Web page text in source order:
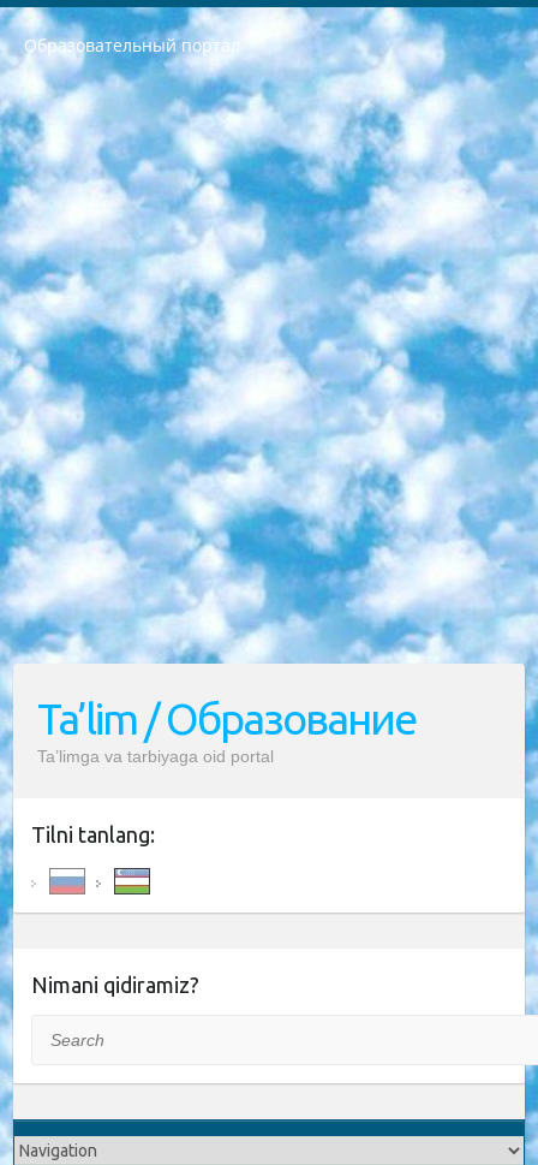
Образовательный портал
РЕСПУБЛИКА УЗБЕКИСТАН МИНИСТРЕРСТВО ДОШКОЛЬНОГО И ШКОЛЬНОГО ОБРАЗОВАНИЯ КОМАНДА в общеобразовательных учреждениях в 2023-2024 учебном году организация и проведение итоговой государственной аттестации обучающихся о Министра дошкольного и школьного образования Республики Узбекистан от 4 марта 2008 года (постановлением Минюста от 20 марта 2008 года № 1778 государственной регистрации) «Итоговое состояние учащихся общего среднего образования на основании положения об утверждении положения об аттестации общего среднего образования выпускной экзамен студентов в образовательных учреждениях в 2023-2024 учебном году В целях организации и прохождения аттестации приказываю: 1. Следующее: перечень предметов, по которым будет проводиться итоговая государственная аттестация и экзамен формы перевода согласно приложению 1; сертификаты международного образца, оценивающие уровень владения иностранными языками перечень согласно приложению 2; 2. Педагогический при специализированных образовательных учреждениях. научно-практический центр квалификации и международной оценки (Д.Давидова) 2024 г. До 25 марта: задания по предметам, по которым будет проводиться итоговая аттестация разработка и утверждение технических условий; итоговая аттестация на основании разработанного предметного задания разработка вопросов по предметам (устно и письменно), экзамен передача; общеобразовательные средние школы и специальные учебные заведения учащиеся выпускных классов школ и интернатов в агентской системе подготовка базы данных экзаменационных материалов и критериев оценки; перевод базы экзаменационных материалов на все языки обучения подать в Республиканский образовательный центр для изготовления; варианты экзаменов на основе разработанных контрольных материалов пусть будут поставлены задачи формирования. 3. Республиканский образовательный центр (Ш.Худайкулов) до 5 апреля 2024 года. до: база данных предоставленных экзаменационных материалов на все языки обучения перевод и экспертиза; для слепых, слабовидящих, глухих, слабослышащих и умственно отсталых детей учащиеся выпускных классов специализированных школ и школ-интернатов база данных экзаменационных материалов на всех преподаваемых языках подготовка критериев оценки; специализированные школы для умственно отсталых детей и технологии для учащихся выпускных классов школ-интернатов разработка соответствующих рекомендаций и критериев проведения ЕГЭ по естествознанию давать задания. 4. Педагогический при специализированных образовательных учреждениях. Научно-практический центр навыков и международной оценки (Д.Давидова), Республика образовательный центр (Худайкулов Ш.) итоговый государственный аттестационный экзамен ориентирован на творческое и логическое мышление при подготовке базы материалов учитывать введение заданий. 5. Следует отметить, что: сертификат государственного образца о знании общеобразовательного предмета и как минимум национальный уровень B1 по предметам на иностранных языках, указанным в Приложении 2. или международно признанный сертификат эквивалентного уровня студенты, изучающие определенный предмет, освобождаются от экзамена; по соответствующим предметам запланирована итоговая государственная аттестация за день до дня, путем жеребьевки Рабочей группой (в письменной форме по предметам, проводимым в форме) из числа сформированных вариантов выбрано 2 варианта; 2 выбранных варианта экзамена анонсированы на официальном сайте министерства и все выпускники по всей стране на основе этих вариантов проводит итоговую государственную аттестацию. 6. Государственное образование учащихся средних общеобразовательных учреждений. знания в соответствии с квалификационными требованиями, которые необходимо приобрести на основании стандартов итоговый (выпускной) контроль для 9 и 11 классов в целях тестирования Экзамены (далее – экзамены) состоят из предметов, перечисленных в приложении 1. будет сделано. 7. Экзамены пройдут с 26 мая по 15 июня 2024 г. (кроме науки физического воспитания). 8. Физическая для учащихся 9 классов общесредних образовательных учреждений. Экзамены по предмету «Образование, квалификация медицина» 1-6 мая 2024 года. сотрудники перевести под присмотр (с отклонениями в физическом или умственном развитии) специализированная школа для детей, школы-интернаты и со сколиозом школы-интернаты санаторного типа для больных детей исключены). 9. Он был слепым, слабовидящим и имел нарушения опорно-двигательного аппарата. экзамены в специализированных школах и интернатах для детей должны проводиться исходя из требований, предъявляемых к общеобразовательным учреждениям (физкультура кроме науки). 10. Специализированная школа для глухих и слабослышащих детей. и экзамены в интернатах и быть реализован в виде письменного теста по математике. 11. Специальность для умственно отсталых детей. Для 9 класса Родной язык и литературное письмо Государственный язык (язык обучения – узбекский). для неклассов) написано Математическое письмо Письменная/устная история Узбекистана Физическое воспитание практично Итоговый контроль Для 11 класса Написание родного языка и литературы (эссе) Математическое письмо Узбекский язык (обучение на узбекском языке) не посещающее общее среднее образование для учреждений)/Образовательное учреждение выбор письменный и устный Иностранный язык письменный/устный Письменная/устная история Узбекистана *По выбору студента:  Химия  Физика  Основы государственного права  География 10 бесплатных образовательных ресурсов - Мы составили подборку онлайн-проектов с интерактивными упражнениями, видеолекциями и статьями. Они помогут вам обрести новые и освежить старые знания бесплатно. 1. «ИНТУИТ» Старейшая образовательная площадка Рунета. Здесь вы найдёте сотни текстовых и видеокурсов на десятки различных тем — от программирования до психологии. Многие курсы подготовлены российскими университетами и крупными международными компаниями вроде Intel и Microsoft. Самостоятельное обучение бесплатное, но желающие могут оплатить услуги персональных наставников. 2. «Смартия» знакомит с актуальными профессиями и подсказывает, как им обучаться. Выбрав заинтересовавшую вас специальность — SMM-специалист, фотограф, веб-дизайнер или другую, — увидите список необходимых для неё умений. Чтобы вы могли освоить их самостоятельно, для каждого умения площадка отображает подборку ссылок на учебные материалы. Хотя «Смартия» ориентируется на русскоязычную аудиторию, часть контента всё же доступна только на английском. 3. «Лекторий Физтеха» Проект Московского физико-технического института (Физтеха). С его помощью вы можете смотреть онлайн серии лекций, записанные на видео в этом вузе. В числе доступных предметов — физика, биология, химия, информационные технологии и другие. К некоторым лекциям администрация ресурса прилагает готовые конспекты, которые можно скачивать в PDF-формате. 4. ITMOcourses Онлайн-площадка Санкт-Петербургского национального исследовательского университета информационных технологий, механики и оптики (ИТМО). Ресурс предоставляет свободный доступ к курсам, разработанным в этом вузе. Каталог материалов разбит на четыре категории: «Оптические системы и технологии», «Приборостроение и робототехника», «Информационные технологии» и «Биотехнологии». Курсы состоят из видеолекций, интерактивных демонстраций и заданий. 5. «КиберЛенинка» Электронная научная библиотека открытого доступа. Каталог площадки регулярно обрастает текстами статей из различных научных изданий. Сгруппированные по журналам и рубрикам публикации можно читать онлайн или скачивать целиком в PDF-формате. Проект нацелен на популяризацию науки за счёт открытого доступа к качественной информации. 6. «ПостНаука» На этом ресурсе публикуют подборки видеолекций, составленные экспертами из разных отраслей и объединённые общими темами. Среди них, к примеру, есть серии «Биоинформатика и геномика», «Культура средневековой Скандинавии» и Cinema Studies о теории кино. Каждая подборка лекций — логически связанная история, рассказанная экспертом от первого лица. Кроме того, на сайте появляются научно-образовательные статьи и тесты на разные темы. 7. «Newочём» Команда проекта «Newочём» отбирает самые интересные тексты из англоязычных СМИ и переводит те из них, за которые голосуют участники сообщества «ВКонтакте». По большей части это научно-популярные статьи. Редакторы придумывают лишь заголовки, в остальном содержание переводов соответствует оригиналам. Полные тексты можно читать прямо в социальной сети. 8. InternetUrok Онлайн-база материалов по основным дисциплинам школьной программы. Информация на сайте структурирована по классам, предметам и темам (урокам). Каждый урок состоит из видеолекций и конспектов. Есть также интерактивные тренажёры и тесты для закрепления пройденного материала. Даже если вы давно окончили школу, возможность повторить программу старших классов всегда может пригодиться. 9. Edutainme Ещё один ресурс об образовании. В отличие от Newtonew, как мне кажется, Edutainme больше ориентируется на представителей индустрии: педагогов, предпринимателей, разработчиков образовательных проектов. Но и любой, кто просто стремится к саморазвитию, найдёт на сайте много полезного и интересного для себя. Например, информацию о новых курсах и образовательных сервисах. 10. Newtonew Онлайн-медиа об образовании и обучении в широком смысле. Авторы Newtonew пишут об инструментах, заведениях, тактиках и стратегиях, которые помогают учить других и получать новые знания самостоятельно. На этой площадке вы найдёте новости, обзоры, аналитические мат
Ta’lim / Образование
Ta’limga va tarbiyaga oid portal
Tilni tanlang:
Nimani qidiramiz?